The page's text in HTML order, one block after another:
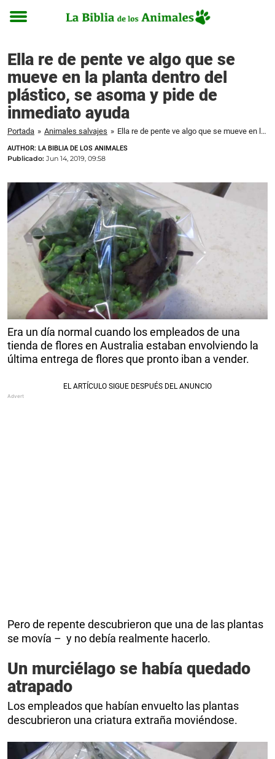
Toggle
Ella re de pente ve algo que se
mueve en la planta dentro del
plástico, se asoma y pide de
inmediato ayuda
Portada » Animales salvajes » Ella re de pente ve algo que se mueve en la planta dentro del plástico, se asoma y pide de inmediato ayuda
AUTHOR: LA BIBLIA DE LOS ANIMALES
Publicado: Jun 14, 2019, 09:58
Era un día normal cuando los empleados de una
tienda de flores en Australia estaban envolviendo la
última entrega de flores que pronto iban a vender.
Pero de repente descubrieron que una de las plantas
se movía – y no debía realmente hacerlo.
Un murciélago se había quedado
atrapado
Los empleados que habían envuelto las plantas
descubrieron una criatura extraña moviéndose.